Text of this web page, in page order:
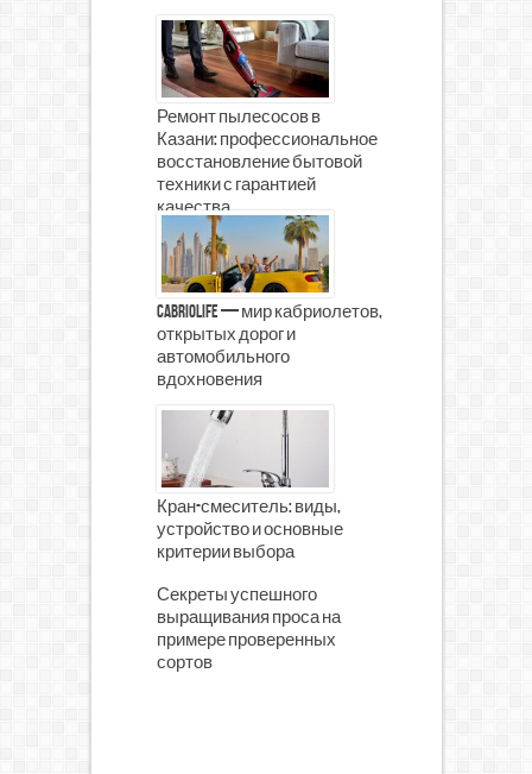
Ремонт пылесосов в
Казани: профессиональное
восстановление бытовой
техники с гарантией
качества
CabrioLife — мир кабриолетов,
открытых дорог и
автомобильного
вдохновения
Кран-смеситель: виды,
устройство и основные
критерии выбора
Секреты успешного
выращивания проса на
примере проверенных
сортов